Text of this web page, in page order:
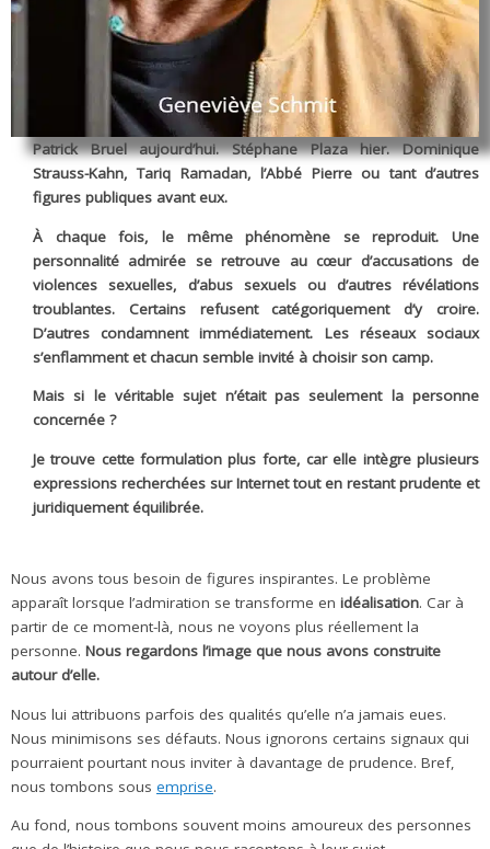
Patrick Bruel aujourd’hui. Stéphane Plaza hier. Dominique
Strauss-Kahn, Tariq Ramadan, l’Abbé Pierre ou tant d’autres
figures publiques avant eux.
À chaque fois, le même phénomène se reproduit. Une
personnalité admirée se retrouve au cœur d’accusations de
violences sexuelles, d’abus sexuels ou d’autres révélations
troublantes. Certains refusent catégoriquement d’y croire.
D’autres condamnent immédiatement. Les réseaux sociaux
s’enflamment et chacun semble invité à choisir son camp.
Mais si le véritable sujet n’était pas seulement la personne
concernée ?
Je trouve cette formulation plus forte, car elle intègre plusieurs
expressions recherchées sur Internet tout en restant prudente et
juridiquement équilibrée.
Nous avons tous besoin de figures inspirantes. Le problème
apparaît lorsque l’admiration se transforme en idéalisation. Car à
partir de ce moment-là, nous ne voyons plus réellement la
personne. Nous regardons l’image que nous avons construite
autour d’elle.
Nous lui attribuons parfois des qualités qu’elle n’a jamais eues.
Nous minimisons ses défauts. Nous ignorons certains signaux qui
pourraient pourtant nous inviter à davantage de prudence. Bref,
nous tombons sous emprise.
Au fond, nous tombons souvent moins amoureux des personnes